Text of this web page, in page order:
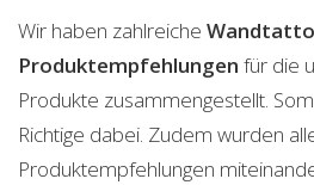
Wir haben zahlreiche
Produktempfehlungen für die
Produkte zusammengestellt.
Richtige dabei. Zudem wurden
Produktempfehlungen